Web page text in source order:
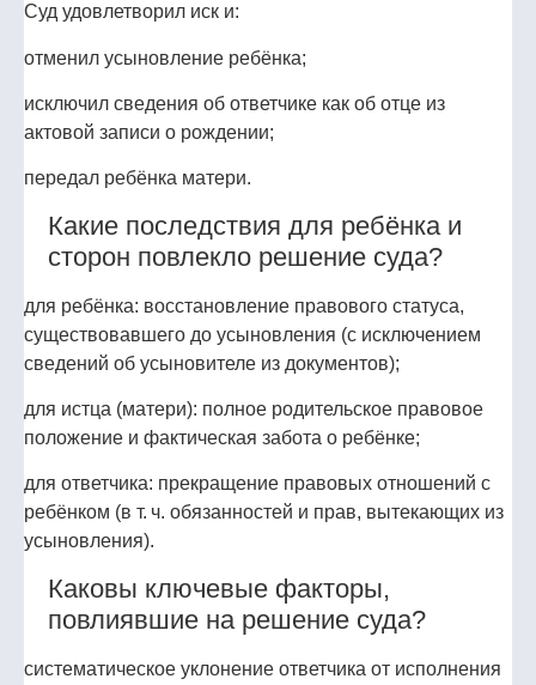
Суд удовлетворил иск и:
отменил усыновление ребёнка;
исключил сведения об ответчике как об отце из
актовой записи о рождении;
передал ребёнка матери.
Какие последствия для ребёнка и
сторон повлекло решение суда?
для ребёнка: восстановление правового статуса,
существовавшего до усыновления (с исключением
сведений об усыновителе из документов);
для истца (матери): полное родительское правовое
положение и фактическая забота о ребёнке;
для ответчика: прекращение правовых отношений с
ребёнком (в т. ч. обязанностей и прав, вытекающих из
усыновления).
Каковы ключевые факторы,
повлиявшие на решение суда?
систематическое уклонение ответчика от исполнения